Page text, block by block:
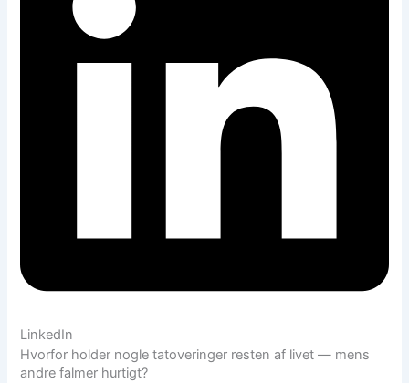
LinkedIn
Hvorfor holder nogle tatoveringer resten af livet — mens
andre falmer hurtigt?